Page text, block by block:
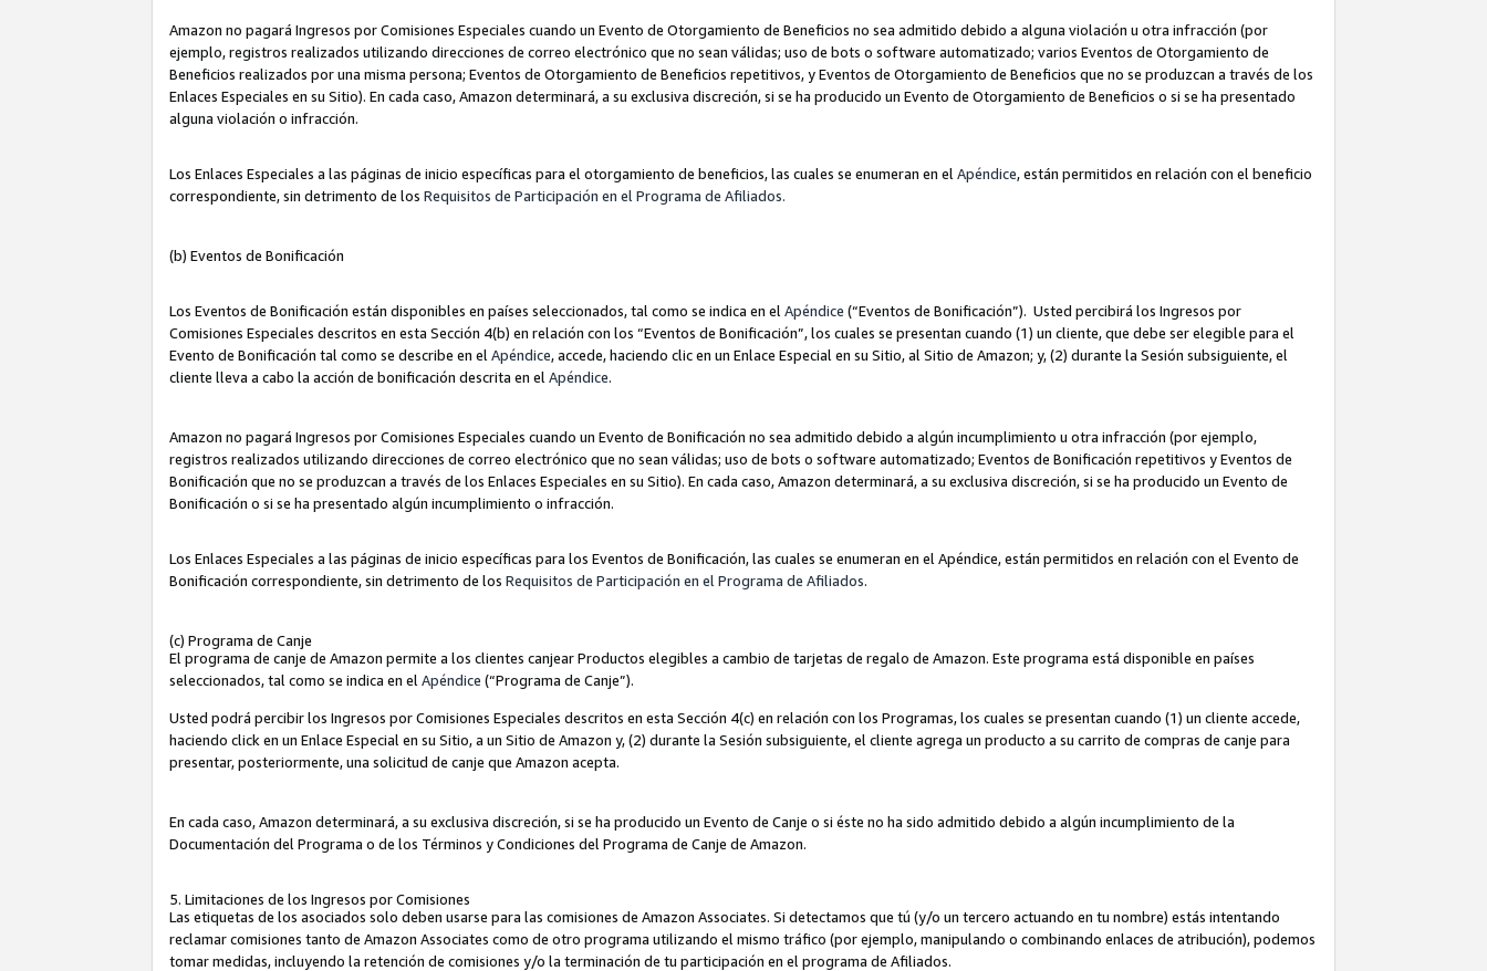
Amazon no pagará Ingresos por Comisiones Especiales cuando un Evento de Otorgamiento de Beneficios no sea admitido debido a alguna violación u otra infracción (por
ejemplo, registros realizados utilizando direcciones de correo electrónico que no sean válidas; uso de bots o software automatizado; varios Eventos de Otorgamiento de
Beneficios realizados por una misma persona; Eventos de Otorgamiento de Beneficios repetitivos, y Eventos de Otorgamiento de Beneficios que no se produzcan a través de los
Enlaces Especiales en su Sitio). En cada caso, Amazon determinará, a su exclusiva discreción, si se ha producido un Evento de Otorgamiento de Beneficios o si se ha presentado
alguna violación o infracción.
Los Enlaces Especiales a las páginas de inicio específicas para el otorgamiento de beneficios, las cuales se enumeran en el Apéndice, están permitidos en relación con el beneficio
correspondiente, sin detrimento de los Requisitos de Participación en el Programa de Afiliados.
(b) Eventos de Bonificación
Los Eventos de Bonificación están disponibles en países seleccionados, tal como se indica en el Apéndice (“Eventos de Bonificación”). Usted percibirá los Ingresos por
Comisiones Especiales descritos en esta Sección 4(b) en relación con los “Eventos de Bonificación”, los cuales se presentan cuando (1) un cliente, que debe ser elegible para el
Evento de Bonificación tal como se describe en el Apéndice, accede, haciendo clic en un Enlace Especial en su Sitio, al Sitio de Amazon; y, (2) durante la Sesión subsiguiente, el
cliente lleva a cabo la acción de bonificación descrita en el Apéndice.
Amazon no pagará Ingresos por Comisiones Especiales cuando un Evento de Bonificación no sea admitido debido a algún incumplimiento u otra infracción (por ejemplo,
registros realizados utilizando direcciones de correo electrónico que no sean válidas; uso de bots o software automatizado; Eventos de Bonificación repetitivos y Eventos de
Bonificación que no se produzcan a través de los Enlaces Especiales en su Sitio). En cada caso, Amazon determinará, a su exclusiva discreción, si se ha producido un Evento de
Bonificación o si se ha presentado algún incumplimiento o infracción.
Los Enlaces Especiales a las páginas de inicio específicas para los Eventos de Bonificación, las cuales se enumeran en el Apéndice, están permitidos en relación con el Evento de
Bonificación correspondiente, sin detrimento de los Requisitos de Participación en el Programa de Afiliados.
(c) Programa de Canje
El programa de canje de Amazon permite a los clientes canjear Productos elegibles a cambio de tarjetas de regalo de Amazon. Este programa está disponible en países
seleccionados, tal como se indica en el Apéndice (“Programa de Canje”).
Usted podrá percibir los Ingresos por Comisiones Especiales descritos en esta Sección 4(c) en relación con los Programas, los cuales se presentan cuando (1) un cliente accede,
haciendo click en un Enlace Especial en su Sitio, a un Sitio de Amazon y, (2) durante la Sesión subsiguiente, el cliente agrega un producto a su carrito de compras de canje para
presentar, posteriormente, una solicitud de canje que Amazon acepta.
En cada caso, Amazon determinará, a su exclusiva discreción, si se ha producido un Evento de Canje o si éste no ha sido admitido debido a algún incumplimiento de la
Documentación del Programa o de los Términos y Condiciones del Programa de Canje de Amazon.
5. Limitaciones de los Ingresos por Comisiones
Las etiquetas de los asociados solo deben usarse para las comisiones de Amazon Associates. Si detectamos que tú (y/o un tercero actuando en tu nombre) estás intentando
reclamar comisiones tanto de Amazon Associates como de otro programa utilizando el mismo tráfico (por ejemplo, manipulando o combinando enlaces de atribución), podemos
tomar medidas, incluyendo la retención de comisiones y/o la terminación de tu participación en el programa de Afiliados.